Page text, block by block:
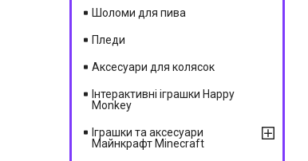
Шоломи для пива
Пледи
Аксесуари для колясок
Інтерактивні іграшки Happy
Monkey
Іграшки та аксесуари
Майнкрафт Minecraft